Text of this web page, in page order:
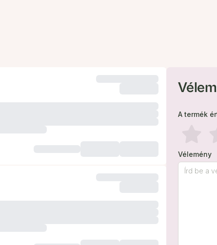
A termék
Vélemény